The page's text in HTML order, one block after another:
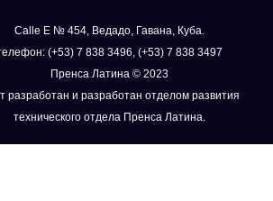
Calle E № 454, Ведадо, Гавана, Куба.
(+53) 7 838 3496, (+53) 7 838 3497
Пренса Латина © 2023
разработан и разработан отделом развития
технического отдела Пренса Латина.